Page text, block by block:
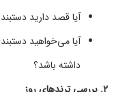
آیا قصد دارید
آیا می‌خواهید
داشته باشد؟
۲. بررسی ترندهای روز